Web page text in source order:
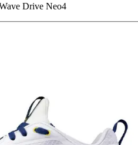
Drive Neo4